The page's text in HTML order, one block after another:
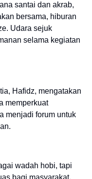
santai dan akrab,
bersama, hiburan
Udara sejuk
selama kegiatan
Hafidz, mengatakan
memperkuat
menjadi forum untuk
wadah hobi, tapi
bagi masyarakat.